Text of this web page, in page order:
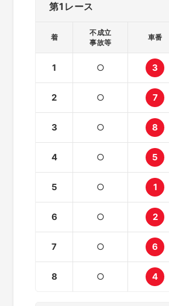
第1レース
着
不成立
事故等
車番
1 ○ 3
2 ○ 7
3 ○ 8
4 ○ 5
5 ○ 1
6 ○ 2
7 ○ 6
8 ○ 4